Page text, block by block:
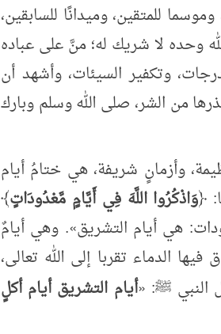
للمتقين، وميدانًا للسابقين،
وحده لا شريك له؛ منَّ على عباده
وتكفير السيئات، وأشهد أن
من الشر، صلى الله وسلم وبارك
وأزمانٍ شريفة، هي ختامُ أيام
﴿وَاذْكُرُوا اللَّهَ فِي أَيَّامٍ مَّعْدُودَاتٍ﴾
هي أيام التشريق». وهي أيامٌ
فيها الدماء تقربا إلى الله تعالى،
ﷺ:
«أيام التشريق أيام أكلٍ